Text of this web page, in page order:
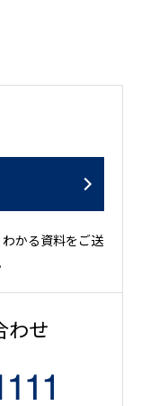
かる資料をご送
わせ